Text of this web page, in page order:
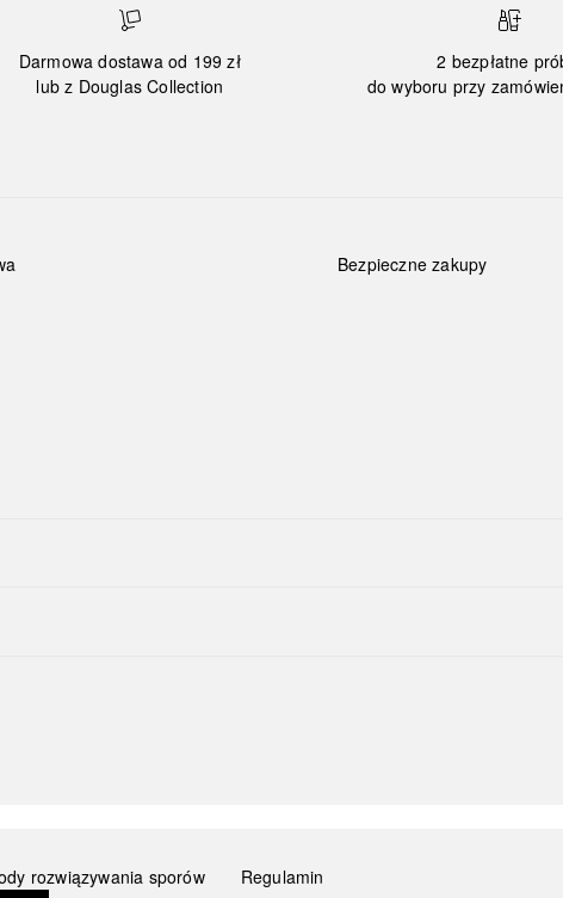
Darmowa dostawa od 199 zł
lub z Douglas Collection
2 bezpłatne
do wyboru przy
Bezpieczne zakupy
rozwiązywania sporów
Regulamin